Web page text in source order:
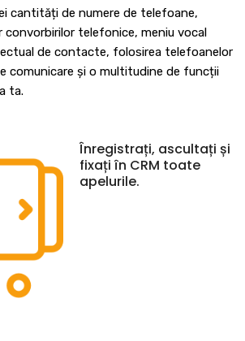
cantități de numere de telefoane,
telefonice, meniu vocal
de contacte, folosirea telefoanelor
comunicare și o multitudine de funcții
ta.
Înregistrați, ascultați și
fixați în CRM toate
apelurile.